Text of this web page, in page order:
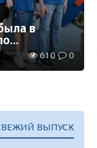
в
610 0
ВЫПУСК